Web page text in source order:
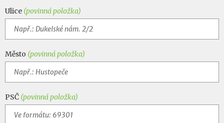
Ulice (povinná položka)
Město (povinná položka)
PSČ (povinná položka)